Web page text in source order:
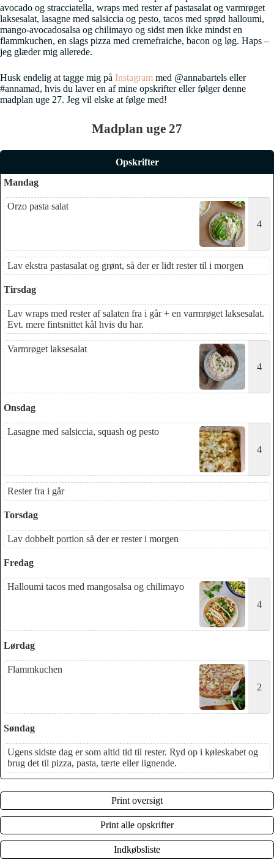
avocado og stracciatella, wraps med rester af pastasalat og varmrøget
laksesalat, lasagne med salsiccia og pesto, tacos med sprød halloumi,
mango-avocadosalsa og chilimayo og sidst men ikke mindst en
flammkuchen, en slags pizza med cremefraiche, bacon og løg. Haps –
jeg glæder mig allerede.
Husk endelig at tagge mig på Instagram med @annabartels eller
#annamad, hvis du laver en af mine opskrifter eller følger denne
madplan uge 27. Jeg vil elske at følge med!
Madplan uge 27
Opskrifter
Mandag
Orzo pasta salat
4
Lav ekstra pastasalat og grønt, så der er lidt rester til i morgen
Tirsdag
Lav wraps med rester af salaten fra i går + en varmrøget laksesalat.
Evt. mere fintsnittet kål hvis du har.
Varmrøget laksesalat
4
Onsdag
Lasagne med salsiccia, squash og pesto
4
Rester fra i går
Torsdag
Lav dobbelt portion så der er rester i morgen
Fredag
Halloumi tacos med mangosalsa og chilimayo
4
Lørdag
Flammkuchen
2
Søndag
Ugens sidste dag er som altid tid til rester. Ryd op i køleskabet og
brug det til pizza, pasta, tærte eller lignende.
Print oversigt
Print alle opskrifter
Indkøbsliste